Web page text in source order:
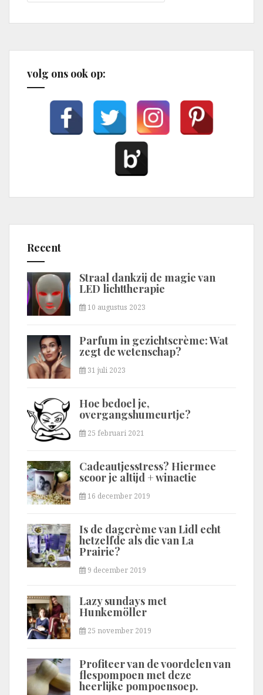
volg ons ook op:
Recent
Straal dankzij de magie van
LED lichttherapie
10 augustus 2023
Parfum in gezichtscrème: Wat
zegt de wetenschap?
31 juli 2023
Hoe bedoel je,
overgangshumeurtje?
25 februari 2021
Cadeautjesstress? Hiermee
scoor je altijd + winactie
16 december 2019
Is de dagcrème van Lidl echt
hetzelfde als die van La
Prairie?
9 december 2019
Lazy sundays met
Hunkemöller
25 november 2019
Profiteer van de voordelen van
flespompoen met deze
heerlijke pompoensoep.